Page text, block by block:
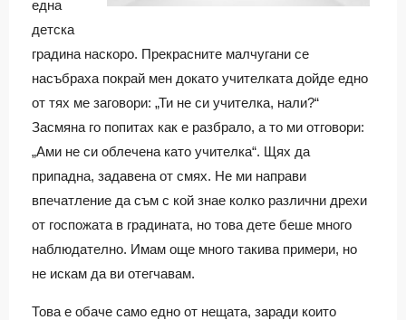
една
детска
градина наскоро. Прекрасните малчугани се
насъбраха покрай мен докато учителката дойде едно
от тях ме заговори: „Ти не си учителка, нали?“
Засмяна го попитах как е разбрало, а то ми отговори:
„Ами не си облечена като учителка“. Щях да
припадна, задавена от смях. Не ми направи
впечатление да съм с кой знае колко различни дрехи
от госпожата в градината, но това дете беше много
наблюдателно. Имам още много такива примери, но
не искам да ви отегчавам.
Това е обаче само едно от нещата, заради които